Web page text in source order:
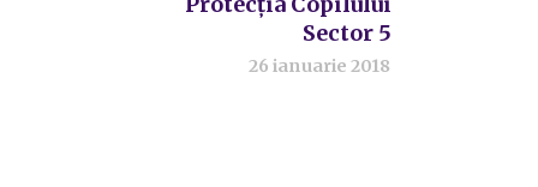
Sector 5
26 ianuarie 2018